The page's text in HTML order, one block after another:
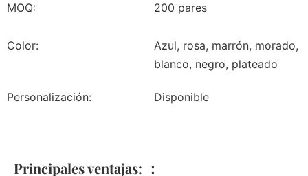
MOQ: 200 pares
Color:
Azul, rosa, marrón, morado,
blanco, negro, plateado
Personalización: Disponible
Principales ventajas: ：